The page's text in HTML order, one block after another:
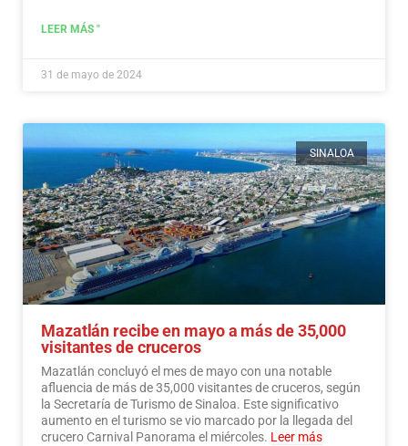
LEER MÁS "
31 de mayo de 2024
SINALOA
Mazatlán recibe en mayo a más de 35,000
visitantes de cruceros
Mazatlán concluyó el mes de mayo con una notable
afluencia de más de 35,000 visitantes de cruceros, según
la Secretaría de Turismo de Sinaloa. Este significativo
aumento en el turismo se vio marcado por la llegada del
crucero Carnival Panorama el miércoles. Leer más